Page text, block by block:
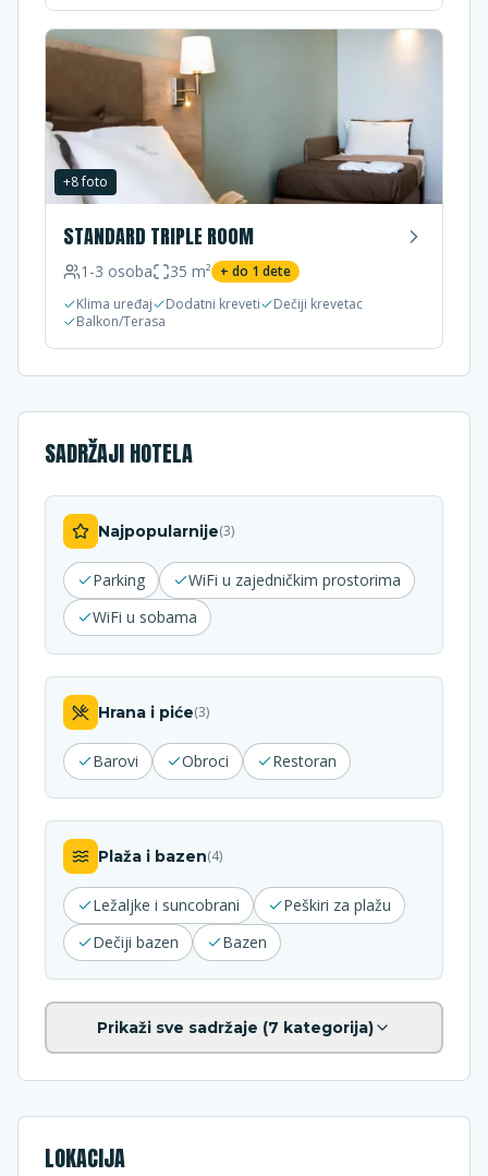
+8foto
STANDARD TRIPLE ROOM
1-3 osoba 35 m² + do 1 dete
Klima uređaj
Dodatni kreveti
Dečiji krevetac
Balkon/Terasa
SADRŽAJI HOTELA
Najpopularnije(3)
Parking
WiFi u zajedničkim prostorima
WiFi u sobama
Hrana i piće(3)
Barovi Obroci Restoran
Plaža i bazen(4)
Ležaljke i suncobrani
Peškiri za plažu
Dečiji bazen
Bazen
Prikaži sve sadržaje (7 kategorija)
LOKACIJA